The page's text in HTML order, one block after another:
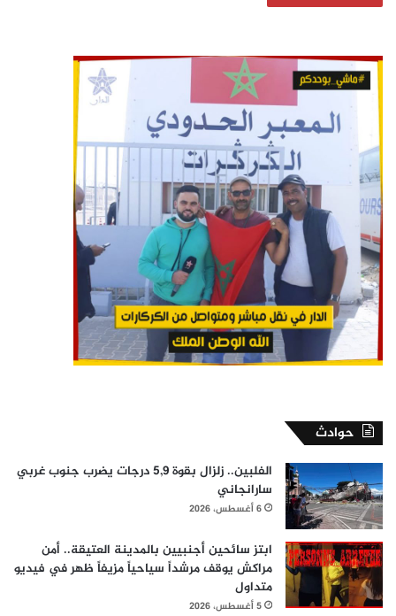
حوادث
الفلبين.. زلزال بقوة 5,9 درجات يضرب جنوب غربي
سارانجاني
6 أغسطس، 2026
ابتز سائحين أجنبيين بالمدينة العتيقة.. أمن
مراكش يوقف مرشداً سياحياً مزيفاً ظهر في فيديو
متداول
5 أغسطس، 2026